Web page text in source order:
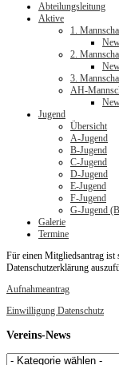
Abteilungsleitung
Aktive
1.
2.
3.
AH-
Jugend
Übersicht
A-Jugend
B-Jugend
C-Jugend
D-Jugend
E-Jugend
F-Jugend
G-Jugend
Galerie
Termine
Für einen Mitgliedsantrag ist
Datenschutzerklärung
Aufnahmeantrag
Einwilligung Datenschutz
Vereins-News